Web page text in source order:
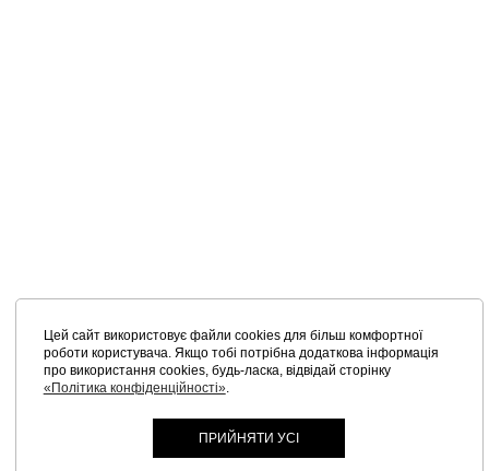
Цей сайт використовує файли cookies для більш комфортної
роботи користувача. Якщо тобі потрібна додаткова інформація
про використання cookies, будь-ласка, відвідай сторінку
«Політика конфіденційності».
ПРИЙНЯТИ УСІ